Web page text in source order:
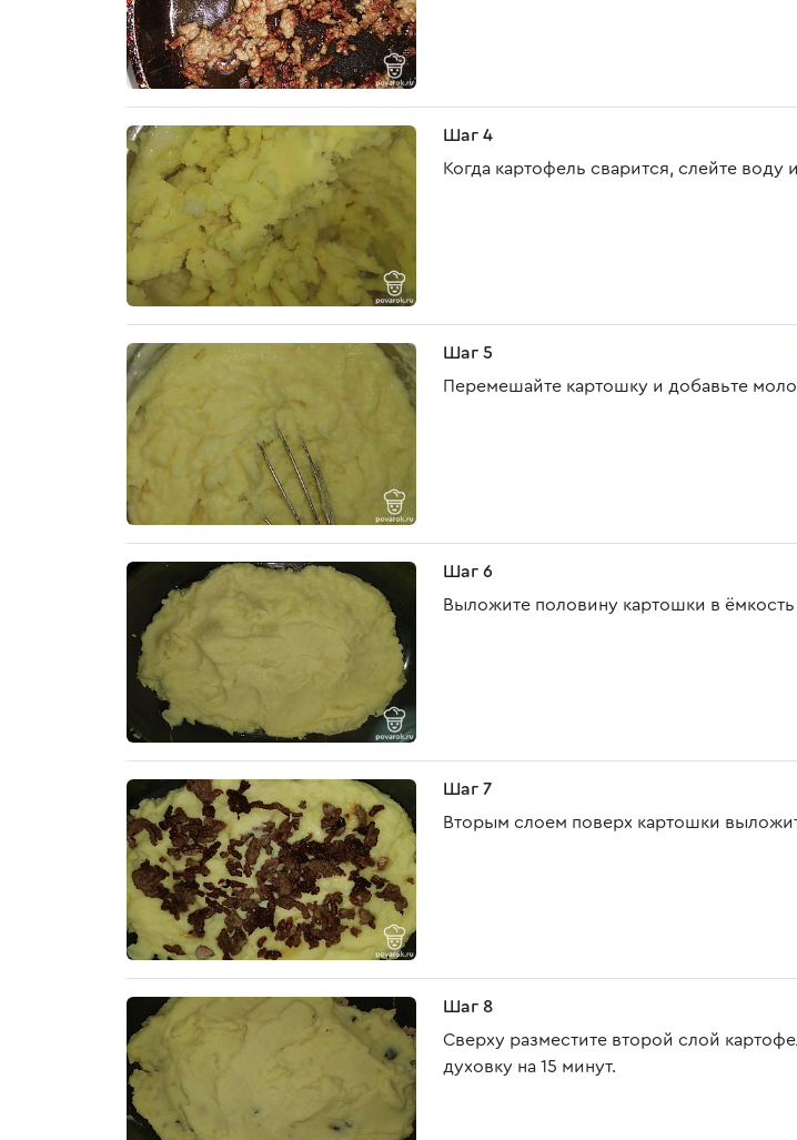
Шаг 4
Когда картофель сварится, слейте
Шаг 5
Перемешайте картошку и добавьте
Шаг 6
Выложите половину картошки в
Шаг 7
Вторым слоем поверх картошки
Шаг 8
Сверху разместите второй слой
духовку на 15 минут.